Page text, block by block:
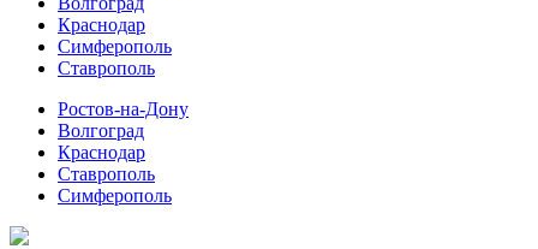
Краснодар
Симферополь
Ставрополь
Ростов-на-Дону
Волгоград
Краснодар
Ставрополь
Симферополь